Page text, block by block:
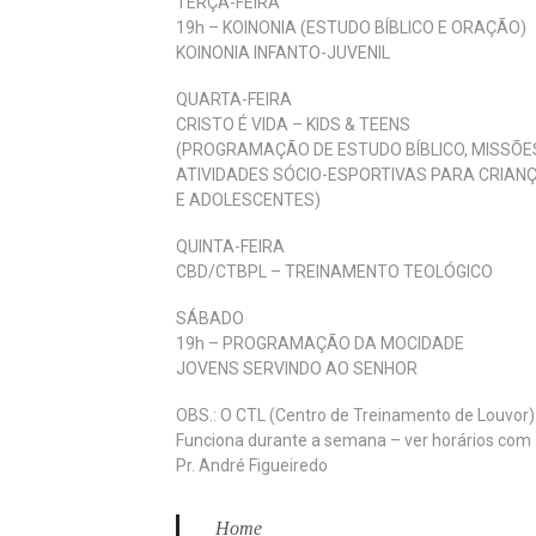
19h – KOINONIA (ESTUDO BÍBLICO E ORAÇÃO)
KOINONIA INFANTO-JUVENIL
QUARTA-FEIRA
CRISTO É VIDA – KIDS & TEENS
(PROGRAMAÇÃO DE ESTUDO BÍBLICO,
ATIVIDADES SÓCIO-ESPORTIVAS PARA
E ADOLESCENTES)
QUINTA-FEIRA
CBD/CTBPL – TREINAMENTO TEOLÓGICO
SÁBADO
19h – PROGRAMAÇÃO DA MOCIDADE
JOVENS SERVINDO AO SENHOR
OBS.: O CTL (Centro de Treinamento de Louvor)
Funciona durante a semana – ver horários com
Pr. André Figueiredo
Home